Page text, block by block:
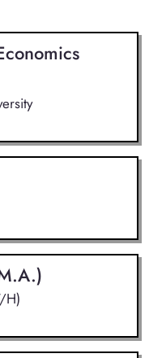
H)